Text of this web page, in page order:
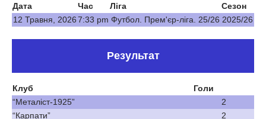
Дата Час Ліга
Сезон
12 Травня, 20267:33 pm Футбол. Прем'єр-ліга. 25/26 2025/26
Результат
Клуб
Голи
“Металіст-1925”
2
“Карпати”
2